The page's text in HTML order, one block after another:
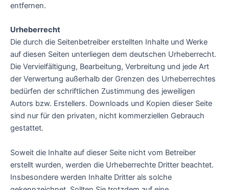
entfernen.
Urheberrecht
Die durch die Seitenbetreiber erstellten Inhalte und Werke
auf diesen Seiten unterliegen dem deutschen Urheberrecht.
Die Vervielfältigung, Bearbeitung, Verbreitung und jede Art
der Verwertung außerhalb der Grenzen des Urheberrechtes
bedürfen der schriftlichen Zustimmung des jeweiligen
Autors bzw. Erstellers. Downloads und Kopien dieser Seite
sind nur für den privaten, nicht kommerziellen Gebrauch
gestattet.
Soweit die Inhalte auf dieser Seite nicht vom Betreiber
erstellt wurden, werden die Urheberrechte Dritter beachtet.
Insbesondere werden Inhalte Dritter als solche